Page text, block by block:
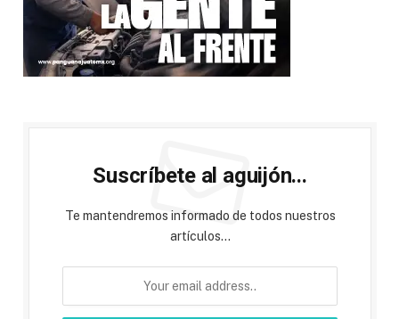
Suscríbete al aguijón...
Te mantendremos informado de todos nuestros
artículos...